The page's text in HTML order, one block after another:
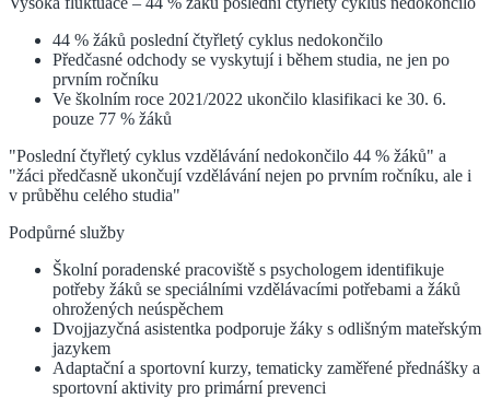
44 % žáků poslední čtyřletý cyklus nedokončilo
Předčasné odchody se vyskytují i během studia, ne jen po
prvním ročníku
Ve školním roce 2021/2022 ukončilo klasifikaci ke 30. 6.
pouze 77 % žáků
"Poslední čtyřletý cyklus vzdělávání nedokončilo 44 % žáků" a
"žáci předčasně ukončují vzdělávání nejen po prvním ročníku, ale i
v průběhu celého studia"
Podpůrné služby
Školní poradenské pracoviště s psychologem identifikuje
potřeby žáků se speciálními vzdělávacími potřebami a žáků
ohrožených neúspěchem
Dvojjazyčná asistentka podporuje žáky s odlišným mateřským
jazykem
Adaptační a sportovní kurzy, tematicky zaměřené přednášky a
sportovní aktivity pro primární prevenci